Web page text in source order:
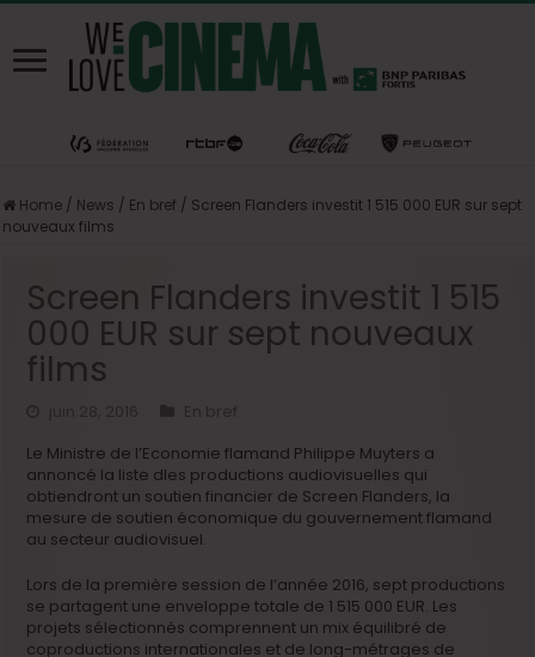
Home / News / En bref / Screen Flanders investit 1 515 000 EUR sur sept
nouveaux films
Screen Flanders investit 1 515
000 EUR sur sept nouveaux
films
En bref
Le Ministre de l’Economie flamand Philippe Muyters a
annoncé la liste dles productions audiovisuelles qui
obtiendront un soutien financier de Screen Flanders, la
mesure de soutien économique du gouvernement flamand
au secteur audiovisuel.
Lors de la première session de l’année 2016, sept productions
se partagent une enveloppe totale de 1 515 000 EUR. Les
projets sélectionnés comprennent un mix équilibré de
coproductions internationales et de long-métrages de